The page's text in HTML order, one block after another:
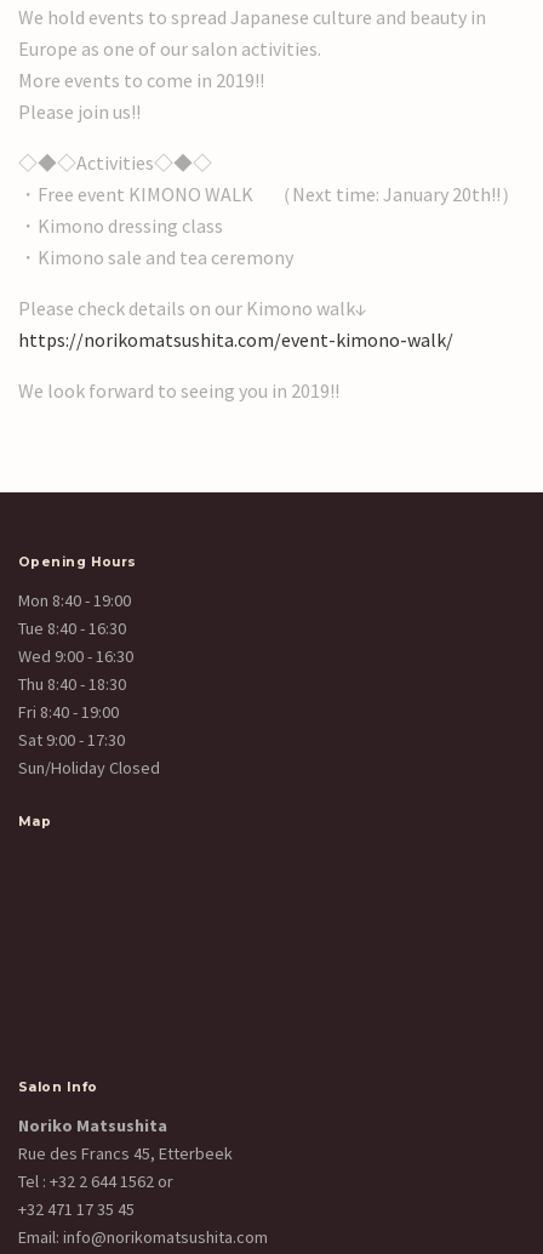
We hold events to spread Japanese culture and beauty in
Europe as one of our salon activities.
More events to come in 2019!!
Please join us!!
◇◆◇Activities◇◆◇
・Free event KIMONO WALK （Next time: January 20th!!）
・Kimono dressing class
・Kimono sale and tea ceremony
Please check details on our Kimono walk↓
https://norikomatsushita.com/event-kimono-walk/
We look forward to seeing you in 2019!!
Opening Hours
Mon 8:40 - 19:00
Tue 8:40 - 16:30
Wed 9:00 - 16:30
Thu 8:40 - 18:30
Fri 8:40 - 19:00
Sat 9:00 - 17:30
Sun/Holiday Closed
Map
Salon Info
Noriko Matsushita
Rue des Francs 45, Etterbeek
Tel : +32 2 644 1562 or
+32 471 17 35 45
Email: info@norikomatsushita.com